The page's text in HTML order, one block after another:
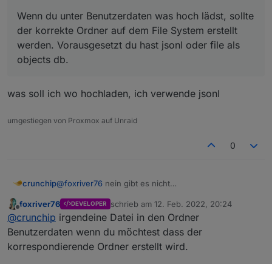
Wenn du unter Benutzerdaten was hoch lädst, sollte
der korrekte Ordner auf dem File System erstellt
werden. Vorausgesetzt du hast jsonl oder file als
objects db.
was soll ich wo hochladen, ich verwende jsonl
umgestiegen von Proxmox auf Unraid
0
crunchip@foxriver76 nein gibt es nicht
@foxriver76sagte injs-controller 4.0 jetzt im
BETA/LATEST! :
sollte der korrekte Ordner auf dem File System
foxriver76 DEVELOPER schrieb am 12. Feb. 2022, 20:24
zuletzt editiert von
@crunchip irgendeine Datei in den Ordner
Benutzerdaten wenn du möchtest dass der
korrespondierende Ordner erstellt wird.